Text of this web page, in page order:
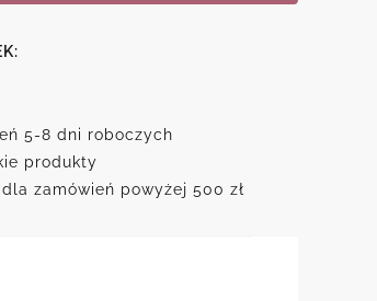
5-8 dni roboczych
produkty
zamówień powyżej 500 zł